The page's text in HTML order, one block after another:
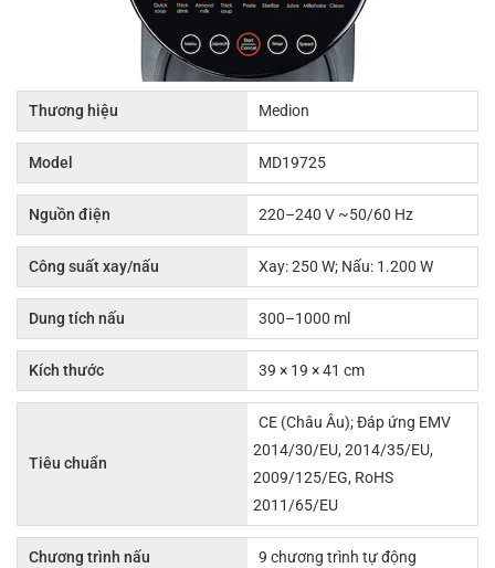
Thương hiệu Medion
Model MD19725
Nguồn điện 220–240 V ~50/60 Hz
Công suất xay/nấu Xay: 250 W; Nấu: 1.200 W
Dung tích nấu 300–1000 ml
Kích thước 39 × 19 × 41 cm
Tiêu chuẩn
CE (Châu Âu); Đáp ứng EMV
2014/30/EU, 2014/35/EU,
2009/125/EG, RoHS
2011/65/EU
Chương trình nấu 9 chương trình tự động